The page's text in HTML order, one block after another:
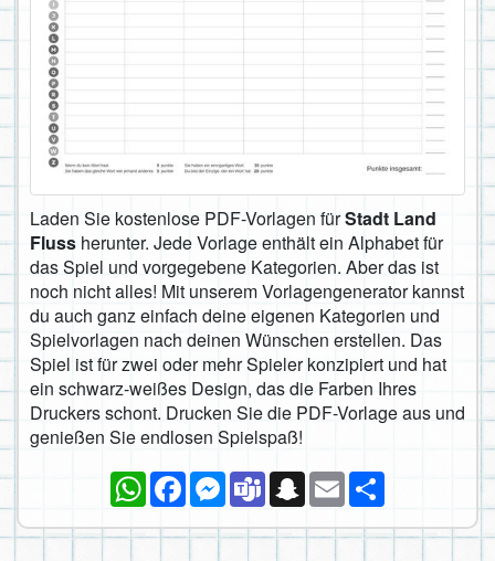
Laden Sie kostenlose PDF-Vorlagen fürStadt Land
Fluss herunter. Jede Vorlage enthält ein Alphabet für
das Spiel und vorgegebene Kategorien. Aber das ist
noch nicht alles! Mit unserem Vorlagengenerator kannst
du auch ganz einfach deine eigenen Kategorien und
Spielvorlagen nach deinen Wünschen erstellen. Das
Spiel ist für zwei oder mehr Spieler konzipiert und hat
ein schwarz-weißes Design, das die Farben Ihres
Druckers schont. Drucken Sie die PDF-Vorlage aus und
genießen Sie endlosen Spielspaß!
WhatsAppFacebookMessenger
TeamsSnapchat
Email